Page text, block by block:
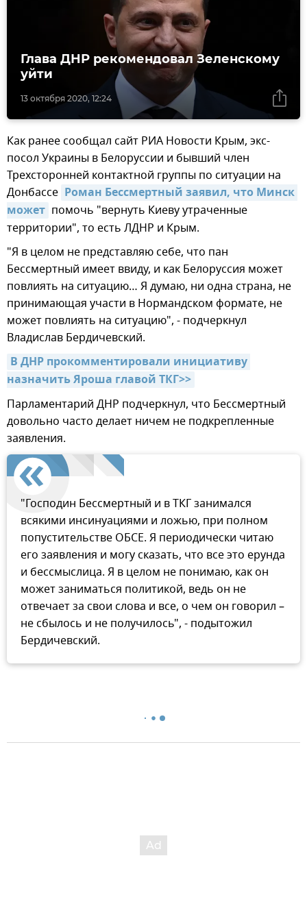
13 октября 2020, 12:24
Глава ДНР рекомендовал Зеленскому
уйти
Как ранее сообщал сайт РИА Новости Крым, экс-
посол Украины в Белоруссии и бывший член
Трехсторонней контактной группы по ситуации на
Донбассе Роман Бессмертный заявил, что Минск
может помочь "вернуть Киеву утраченные
территории", то есть ЛДНР и Крым.
"Я в целом не представляю себе, что пан
Бессмертный имеет ввиду, и как Белоруссия может
повлиять на ситуацию… Я думаю, ни одна страна, не
принимающая участи в Нормандском формате, не
может повлиять на ситуацию", - подчеркнул
Владислав Бердичевский.
В ДНР прокомментировали инициативу
назначить Яроша главой ТКГ>>
Парламентарий ДНР подчеркнул, что Бессмертный
довольно часто делает ничем не подкрепленные
заявления.
"Господин Бессмертный и в ТКГ занимался
всякими инсинуациями и ложью, при полном
попустительстве ОБСЕ. Я периодически читаю
его заявления и могу сказать, что все это ерунда
и бессмыслица. Я в целом не понимаю, как он
может заниматься политикой, ведь он не
отвечает за свои слова и все, о чем он говорил –
не сбылось и не получилось", - подытожил
Бердичевский.